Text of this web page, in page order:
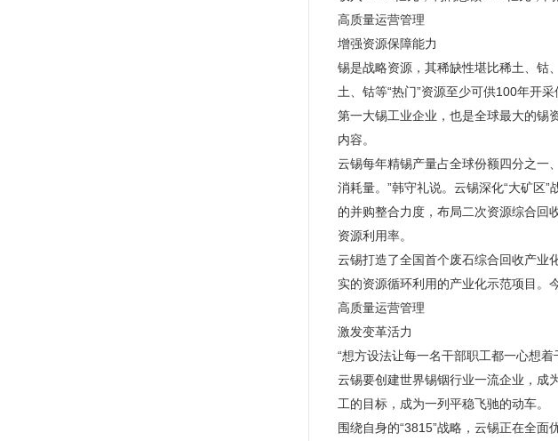
高质量运营管理
增强资源保障能力
锡是战略资源，其稀缺性堪比稀土、钴
土、钴等“热门”资源至少可供100年开
第一大锡工业企业，也是全球最大的锡
内容。
云锡每年精锡产量占全球份额四分之一
消耗量。”韩守礼说。云锡深化“大矿区
的并购整合力度，布局二次资源综合回
资源利用率。
云锡打造了全国首个废石综合回收产业
实的资源循环利用的产业化示范项目。
高质量运营管理
激发变革活力
“想方设法让每一名干部职工都一心想
云锡要创建世界锡铟行业一流企业，成
工的目标，成为一列平稳飞驰的动车。
围绕自身的“3815”战略，云锡正在全